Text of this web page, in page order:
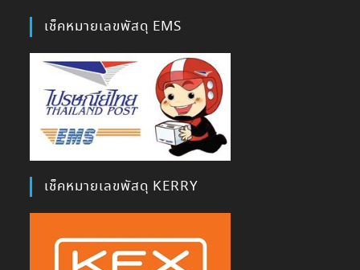
เช็คหมายเลขพัสดุ EMS
เช็คหมายเลขพัสดุ KERRY